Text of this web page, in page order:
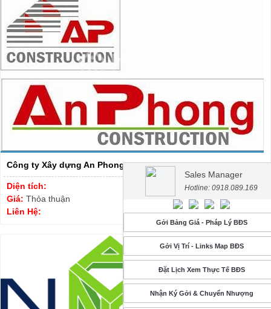
Công ty Xây dựng An Phong
Diện tích:
Giá: Thỏa thuận
Liên Hệ:
Sales Manager
Hotline: 0918.089.169
Gởi Bảng Giá - Pháp Lý BĐS
Gởi Vị Trí - Links Map BĐS
Đặt Lịch Xem Thực Tế BĐS
Nhận Ký Gởi & Chuyển Nhượng